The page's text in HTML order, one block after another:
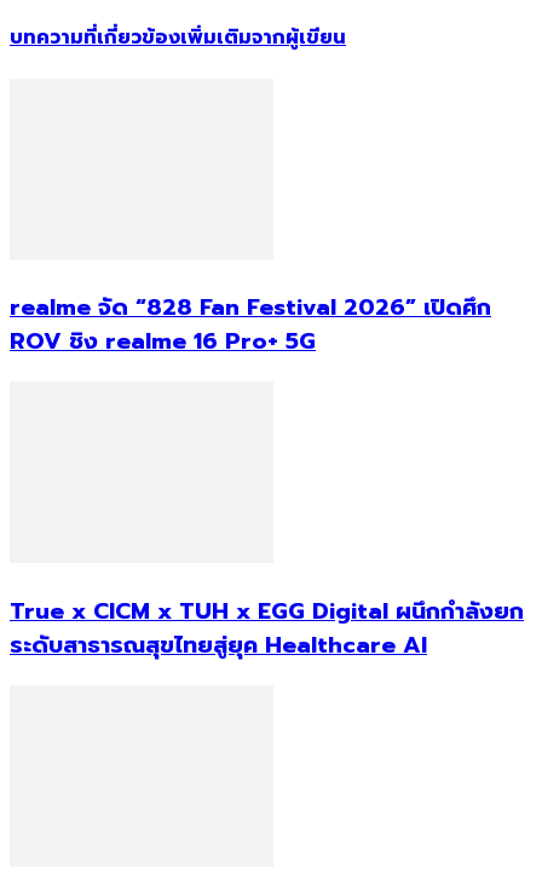
บทความที่เกี่ยวข้องเพิ่มเติมจากผู้เขียน
realme จัด “828 Fan Festival 2026” เปิดศึก
ROV ชิง realme 16 Pro+ 5G
True x CICM x TUH x EGG Digital ผนึกกำลังยก
ระดับสาธารณสุขไทยสู่ยุค Healthcare AI